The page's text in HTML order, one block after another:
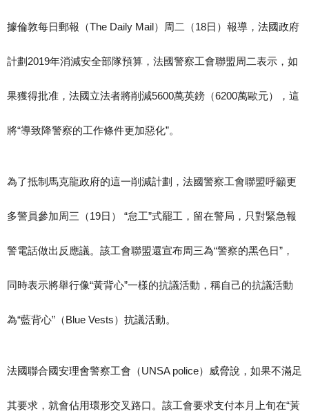
據倫敦每日郵報（The Daily Mail）周二（18日）報導，法國政府
計劃2019年消減安全部隊預算，法國警察工會聯盟周二表示，如
果獲得批准，法國立法者將削減5600萬英鎊（6200萬歐元），這
將“導致降警察的工作條件更加惡化”。
為了抵制馬克龍政府的這一削減計劃，法國警察工會聯盟呼籲更
多警員參加周三（19日） “怠工”式罷工，留在警局，只對緊急報
警電話做出反應議。該工會聯盟還宣布周三為“警察的黑色日”，
同時表示將舉行像“黃背心”一樣的抗議活動，稱自己的抗議活動
為“藍背心”（Blue Vests）抗議活動。
法國聯合國安理會警察工會（UNSA police）威脅說，如果不滿足
其要求，就會佔用環形交叉路口。該工會要求支付本月上旬在“黃